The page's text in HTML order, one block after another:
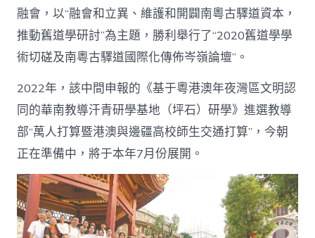
融會，以“融會和立異、維護和開闢南粵古驛道資本，
推動舊道學研討”為主題，勝利舉行了“2020舊道學學
術切磋及南粵古驛道國際化傳佈岑嶺論壇”。
2022年，該中間申報的《基于粵港澳年夜灣區文明認
同的華南教導汗青研學基地（坪石）研學》進選教導
部“萬人打算暨港澳與邊疆高校師生交通打算”，今朝
正在準備中，將于本年7月份展開。